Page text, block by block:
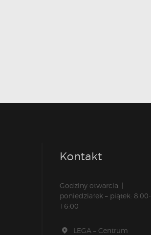
Kontakt
Godziny otwarcia: |
poniedziałek – piątek: 8:00-
16:00
LEGA – Centrum